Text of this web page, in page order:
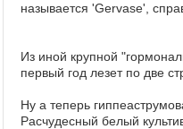
называется 'Gervase',
Из иной крупной
первый год лезет по две
Ну а теперь
Расчудесный белый